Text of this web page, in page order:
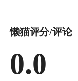
懒猫评分/评论
0.0